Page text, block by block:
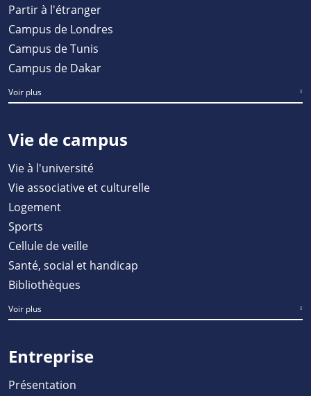
Partir à l'étranger
Campus de Londres
Campus de Tunis
Campus de Dakar
Voir plus
Vie de campus
Vie à l'université
Vie associative et culturelle
Logement
Sports
Cellule de veille
Santé, social et handicap
Bibliothèques
Voir plus
Entreprise
Présentation